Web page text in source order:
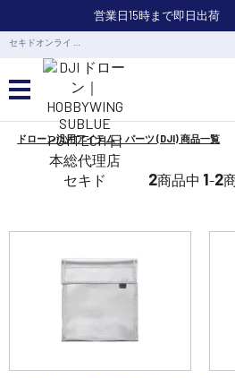
営業日15時まで即日出荷
セキドオンライ …
カメラドローン・生活家電
水中ドローン(ROV)・水中スクーター
ドローン汎用アイテム・パーツ (DJI) 商品一覧
2商品中 1-2